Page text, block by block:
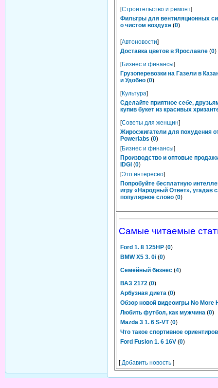
[Строительство и ремонт]
Фильтры для вентиляционных
о чистом воздухе (0)
[Автоновости]
Доставка цветов в Ярославле (0)
[Бизнес и финансы]
Грузоперевозки на Газели в
и Удобно (0)
[Культура]
Сделайте приятное себе,
купив букет из красивых
[Советы для женщин]
Жиросжигатели для похудения
Powerlabs (0)
[Бизнес и финансы]
Производство и оптовые
IDGI (0)
[Это интересно]
Попробуйте бесплатную
игру «Народный Ответ», угадав
популярное слово (0)
Самые читаемые
Ford 1. 8 125HP (0)
BMW X5 3. 0i (0)
Семейный бизнес (4)
ВАЗ 2172 (0)
Арбузная диета (0)
Обзор новой видеоигры No More
Любить футбол, как мужчина (0)
Mazda 3 1. 6 S-VT (0)
Что такое спортивное
Ford Fusion 1. 6 16V (0)
[Добавить новость ]